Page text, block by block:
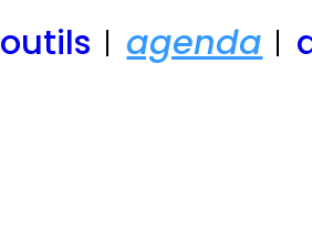
outils agenda